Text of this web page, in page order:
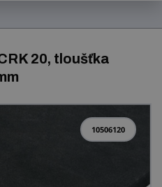
20, tloušťka
10506120